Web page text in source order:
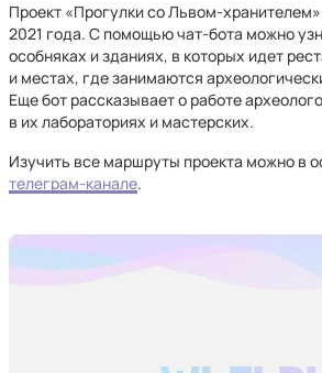
Проект «Прогулки со Львом-
2021 года. С помощью чат-бота можно
особняках и зданиях, в которых идет
и местах, где занимаются
Еще бот рассказывает о работе
в их лабораториях и мастерских.
Изучить все маршруты проекта можно в
телеграм-канале.